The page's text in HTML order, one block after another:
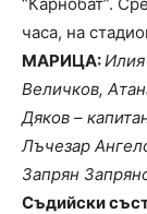
часа, на
МАРИЦА:
Величков,
Дяков –
Лъчезар
Запрян
Съдийски